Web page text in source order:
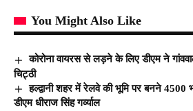
You Might Also Like
कोरोना वायरस से लड़ने के लिए डीएम ने
चिट्ठी
हल्द्वानी शहर में रेलवे की भूमि पर बनने 4500
डीएम धीराज सिंह गर्व्याल